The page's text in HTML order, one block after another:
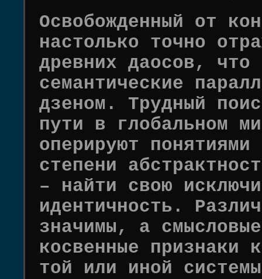
Освобожденный от
настолько точно
древних даосов, что
семантические
дзеном. Трудный
пути в глобальном
оперируют
степени
– найти свою
идентичность.
значимы, а
косвенные признаки
той или иной